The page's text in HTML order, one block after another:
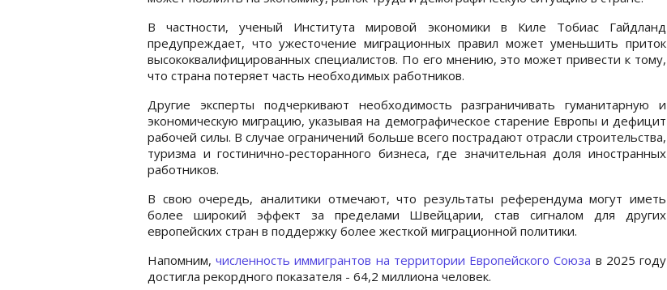
В частности, ученый Института мировой экономики в Киле Тобиас Гайдланд
предупреждает, что ужесточение миграционных правил может уменьшить приток
высококвалифицированных специалистов. По его мнению, это может привести к тому,
что страна потеряет часть необходимых работников.
Другие эксперты подчеркивают необходимость разграничивать гуманитарную и
экономическую миграцию, указывая на демографическое старение Европы и дефицит
рабочей силы. В случае ограничений больше всего пострадают отрасли строительства,
туризма и гостинично-ресторанного бизнеса, где значительная доля иностранных
работников.
В свою очередь, аналитики отмечают, что результаты референдума могут иметь
более широкий эффект за пределами Швейцарии, став сигналом для других
европейских стран в поддержку более жесткой миграционной политики.
Напомним,численность иммигрантов на территории Европейского Союза в 2025 году
достигла рекордного показателя - 64,2 миллиона человек.